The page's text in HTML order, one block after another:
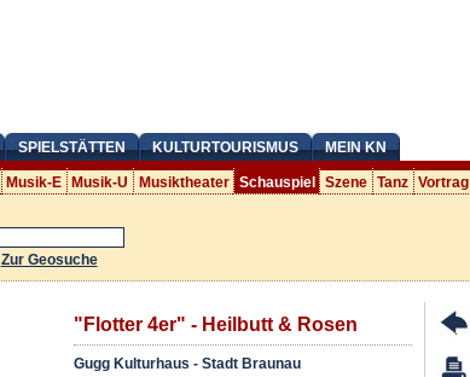
SPIELSTÄTTEN KULTURTOURISMUS MEIN KN
Musik-E Musik-U Musiktheater Schauspiel Szene Tanz Vortrag
Zur Geosuche
"Flotter 4er" - Heilbutt & Rosen
Gugg Kulturhaus - Stadt Braunau